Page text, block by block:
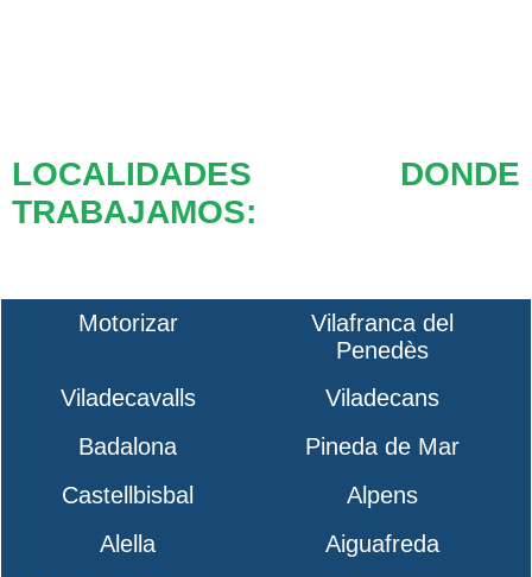
LOCALIDADES DONDE
TRABAJAMOS:
Motorizar
Vilafranca del
Penedès
Viladecavalls
Viladecans
Badalona
Pineda de Mar
Castellbisbal
Alpens
Alella
Aiguafreda